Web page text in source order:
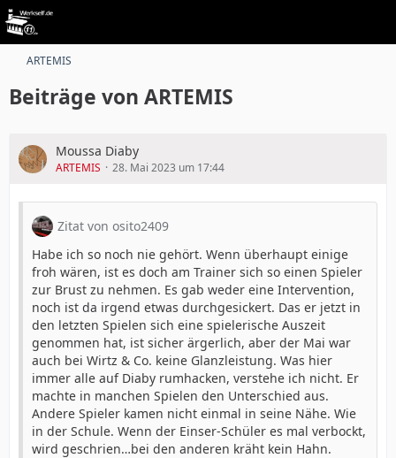
ARTEMIS
Beiträge von ARTEMIS
Moussa Diaby
ARTEMIS 28. Mai 2023 um 17:44
Zitat von osito2409
Habe ich so noch nie gehört. Wenn überhaupt einige
froh wären, ist es doch am Trainer sich so einen Spieler
zur Brust zu nehmen. Es gab weder eine Intervention,
noch ist da irgend etwas durchgesickert. Das er jetzt in
den letzten Spielen sich eine spielerische Auszeit
genommen hat, ist sicher ärgerlich, aber der Mai war
auch bei Wirtz & Co. keine Glanzleistung. Was hier
immer alle auf Diaby rumhacken, verstehe ich nicht. Er
machte in manchen Spielen den Unterschied aus.
Andere Spieler kamen nicht einmal in seine Nähe. Wie
in der Schule. Wenn der Einser-Schüler es mal verbockt,
wird geschrien…bei den anderen kräht kein Hahn.